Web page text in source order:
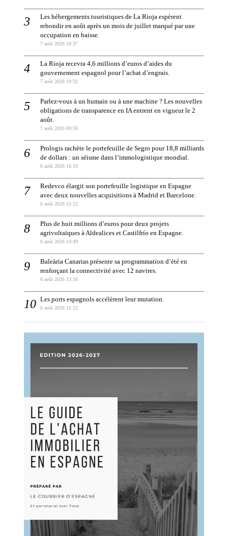
Les hébergements touristiques de La Rioja espèrent
rebondir en août après un mois de juillet marqué par une
occupation en baisse.
7 août 2026 10:37
La Rioja recevra 4,6 millions d’euros d’aides du
gouvernement espagnol pour l’achat d’engrais.
7 août 2026 10:32
Parlez-vous à un humain ou à une machine ? Les nouvelles
obligations de transparence en IA entrent en vigueur le 2
août.
7 août 2026 09:59
Prologis rachète le portefeuille de Segro pour 18,8 milliards
de dollars : un séisme dans l’immologistique mondial.
6 août 2026 16:19
Redevco élargit son portefeuille logistique en Espagne
avec deux nouvelles acquisitions à Madrid et Barcelone.
6 août 2026 15:12
Plus de huit millions d’euros pour deux projets
agrivoltaïques à Aldealices et Castilfrío en Espagne.
6 août 2026 14:49
Baleària Canarias présente sa programmation d’été en
renforçant la connectivité avec 12 navires.
6 août 2026 13:16
Les ports espagnols accélèrent leur mutation.
6 août 2026 11:12